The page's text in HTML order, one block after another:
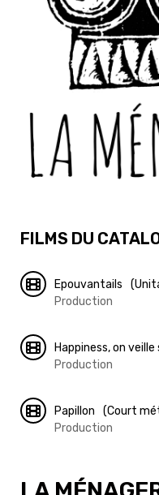
FILMS DU
Epouvantails
Production
Happiness, on veille
Production
Papillon
(Court
Production